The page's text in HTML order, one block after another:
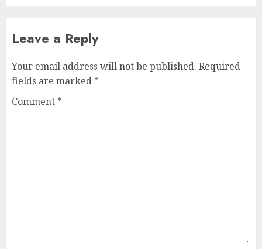
Leave a Reply
Your email address will not be published. Required
fields are marked *
Comment *